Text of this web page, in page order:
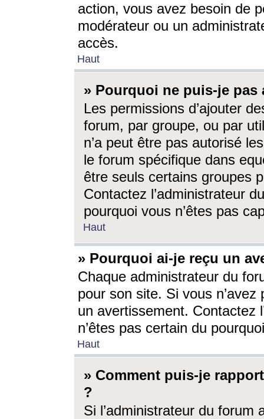
action, vous avez besoin de
modérateur ou un
accès.
Haut
» Pourquoi ne puis-je
Les permissions d’ajouter
forum, par groupe, ou par
n’a peut être pas autorisé
le forum spécifique dans
être seuls certains groupes
Contactez l’administrateur
pourquoi vous n’êtes pas
Haut
» Pourquoi ai-je reçu un
Chaque administrateur du
pour son site. Si vous
un avertissement. Contactez
n’êtes pas certain du
Haut
» Comment puis-je
?
Si l’administrateur du forum